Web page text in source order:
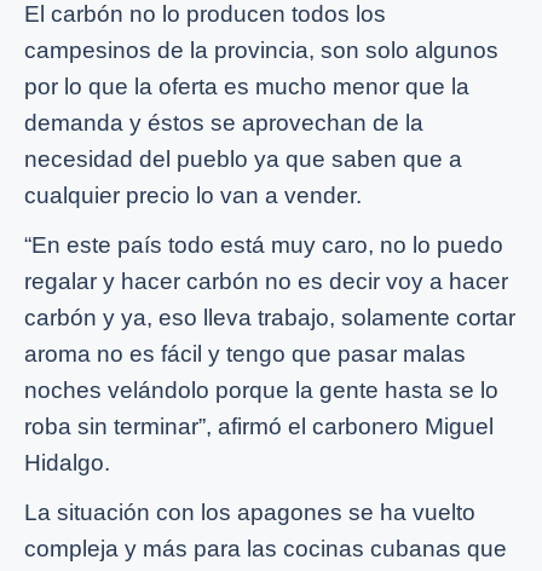
El carbón no lo producen todos los
campesinos de la provincia, son solo algunos
por lo que la oferta es mucho menor que la
demanda y éstos se aprovechan de la
necesidad del pueblo ya que saben que a
cualquier precio lo van a vender.
“En este país todo está muy caro, no lo puedo
regalar y hacer carbón no es decir voy a hacer
carbón y ya, eso lleva trabajo, solamente cortar
aroma no es fácil y tengo que pasar malas
noches velándolo porque la gente hasta se lo
roba sin terminar”, afirmó el carbonero Miguel
Hidalgo.
La situación con los apagones se ha vuelto
compleja y más para las cocinas cubanas que